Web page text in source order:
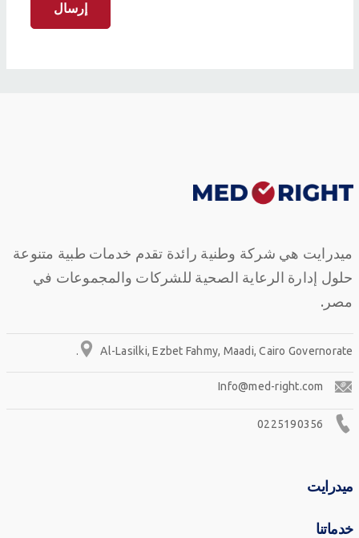
إرسال
ميدرايت هي شركة وطنية رائدة تقدم خدمات طبية متنوعة
حلول إدارة الرعاية الصحية للشركات والمجموعات في
مصر.
Al-Lasilki, Ezbet Fahmy, Maadi, Cairo Governorate.
Info@med-right.com
0225190356
ميدرايت
خدماتنا